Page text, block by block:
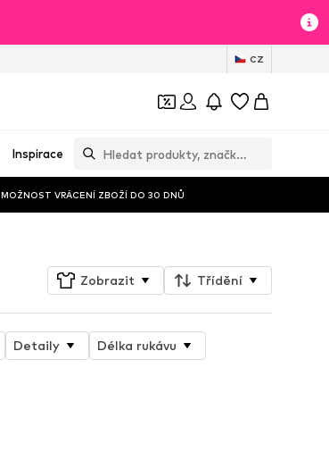
CZ
Inspirace
MOŽNOST VRÁCENÍ ZBOŽÍ DO 30 DNŮ
Zobrazit Třídění
Detaily
Délka rukávu